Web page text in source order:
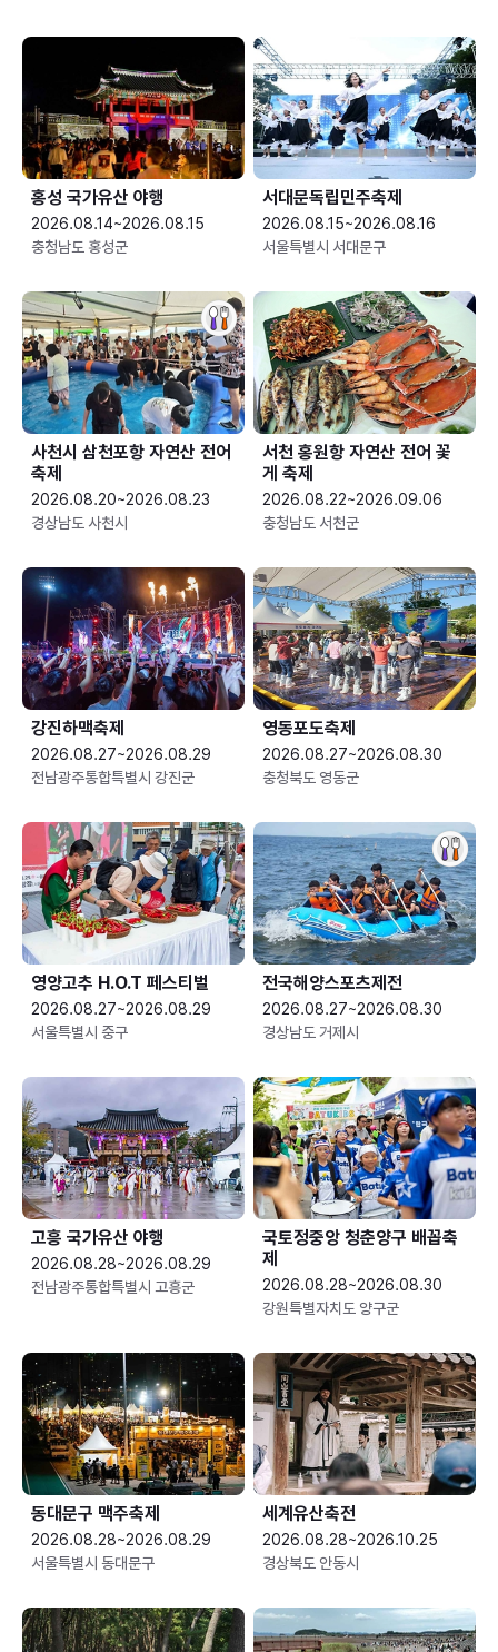
홍성 국가유산 야행
2026.08.14~2026.08.15
충청남도 홍성군
서대문독립민주축제
2026.08.15~2026.08.16
서울특별시 서대문구
사천시 삼천포항 자연산 전어
축제
2026.08.20~2026.08.23
경상남도 사천시
서천 홍원항 자연산 전어 꽃
게 축제
2026.08.22~2026.09.06
충청남도 서천군
강진하맥축제
2026.08.27~2026.08.29
전남광주통합특별시 강진군
영동포도축제
2026.08.27~2026.08.30
충청북도 영동군
영양고추 H.O.T 페스티벌
2026.08.27~2026.08.29
서울특별시 중구
전국해양스포츠제전
2026.08.27~2026.08.30
경상남도 거제시
고흥 국가유산 야행
2026.08.28~2026.08.29
전남광주통합특별시 고흥군
국토정중앙 청춘양구 배꼽축
제
2026.08.28~2026.08.30
강원특별자치도 양구군
동대문구 맥주축제
2026.08.28~2026.08.29
서울특별시 동대문구
세계유산축전
2026.08.28~2026.10.25
경상북도 안동시